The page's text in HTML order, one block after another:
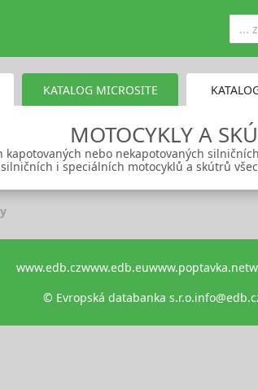
KATALOG MICROSITE
MOTOCYKLY A
nebo nekapotovaných
i speciálních motocyklů a skútrů
www.edb.czwww.edb.euwww.poptavka.net
© Evropská databanka s.r.o.